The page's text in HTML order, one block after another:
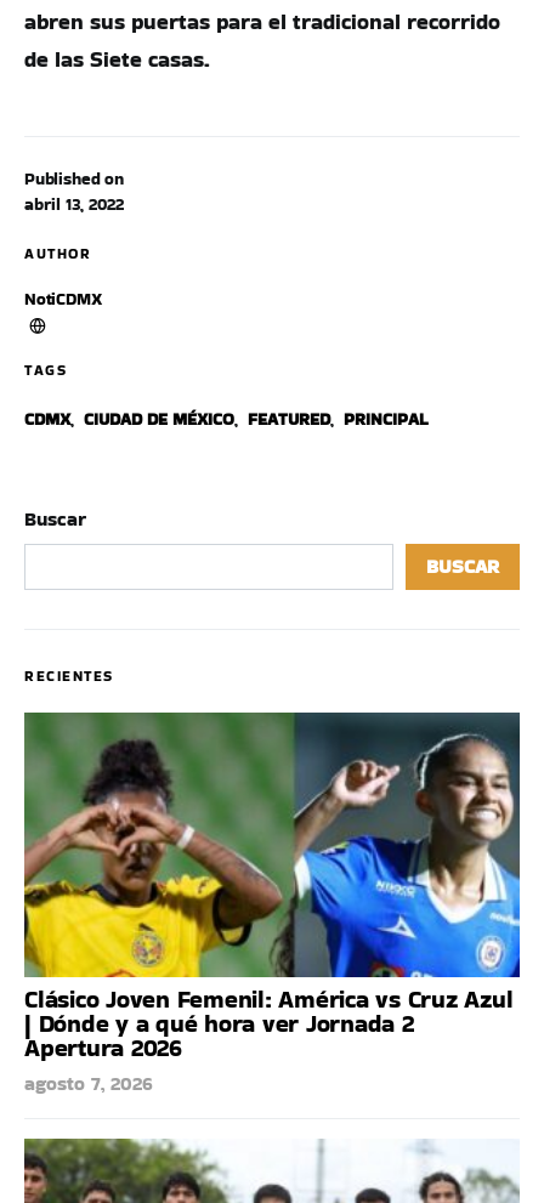
Published on
abril 13, 2022
AUTHOR
NotiCDMX
TAGS
CDMX, CIUDAD DE MÉXICO, FEATURED, PRINCIPAL
abren sus puertas para el tradicional recorrido
de las Siete casas.
Buscar
BUSCAR
RECIENTES
Clásico Joven Femenil: América vs Cruz Azul
| Dónde y a qué hora ver Jornada 2
Apertura 2026
agosto 7, 2026